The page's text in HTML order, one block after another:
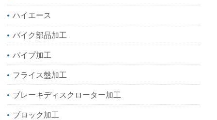
ハイエース
バイク部品加工
パイプ加工
フライス盤加工
ブレーキディスクローター加工
ブロック加工